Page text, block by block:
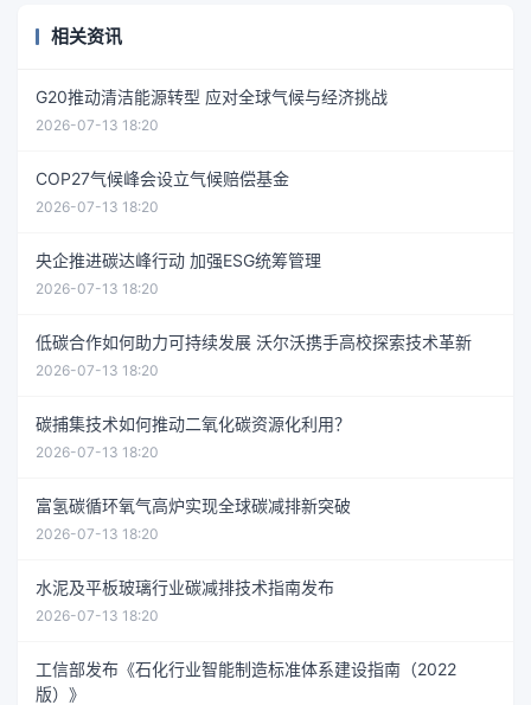
相关资讯
G20推动清洁能源转型 应对全球气候与经济挑战
2026-07-13 18:20
COP27气候峰会设立气候赔偿基金
2026-07-13 18:20
央企推进碳达峰行动 加强ESG统筹管理
2026-07-13 18:20
低碳合作如何助力可持续发展 沃尔沃携手高校探索技术革新
2026-07-13 18:20
碳捕集技术如何推动二氧化碳资源化利用？
2026-07-13 18:20
富氢碳循环氧气高炉实现全球碳减排新突破
2026-07-13 18:20
水泥及平板玻璃行业碳减排技术指南发布
2026-07-13 18:20
工信部发布《石化行业智能制造标准体系建设指南（2022
版）》